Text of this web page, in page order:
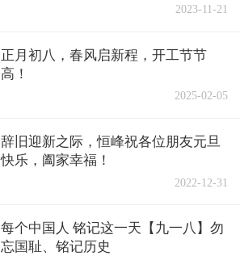
2023-11-21
正月初八，春风启新程，开工节节
高！
2025-02-05
辞旧迎新之际，恒峰祝各位朋友元旦
快乐，阖家幸福！
2022-12-31
每个中国人 铭记这一天【九一八】勿
忘国耻、铭记历史